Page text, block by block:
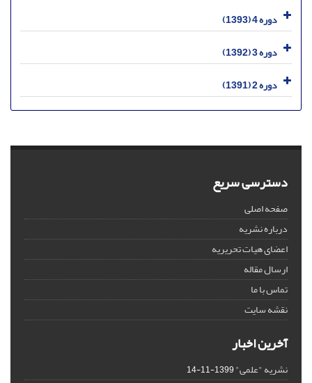
دوره 4 (1393)
دوره 3 (1392)
دوره 2 (1391)
دسترسی سریع
صفحه اصلی
درباره نشریه
اعضای هیات تحریریه
ارسال مقاله
تماس با ما
نقشه سایت
آخرین اخبار
نشریه "علمی"1399-11-14